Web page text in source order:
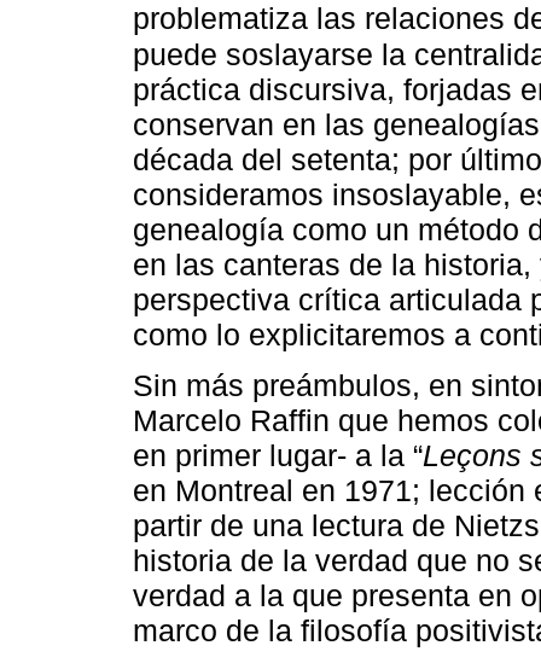
problematiza las relaciones
puede soslayarse la
práctica discursiva, forjadas
conservan en las
década del setenta; por
consideramos insoslayable,
genealogía como un método
en las canteras de la
perspectiva crítica articulada
como lo explicitaremos a
Sin más preámbulos, en
Marcelo Raffin que hemos
en primer lugar- a la “Leçons
en Montreal en 1971;
partir de una lectura de
historia de la verdad que no
verdad a la que presenta en
marco de la filosofía